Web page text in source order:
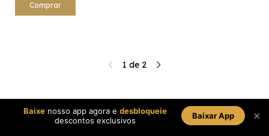
Comprar
1 de 2
Baixenosso app agora e desbloqueie
descontos exclusivos
Baixar App ×